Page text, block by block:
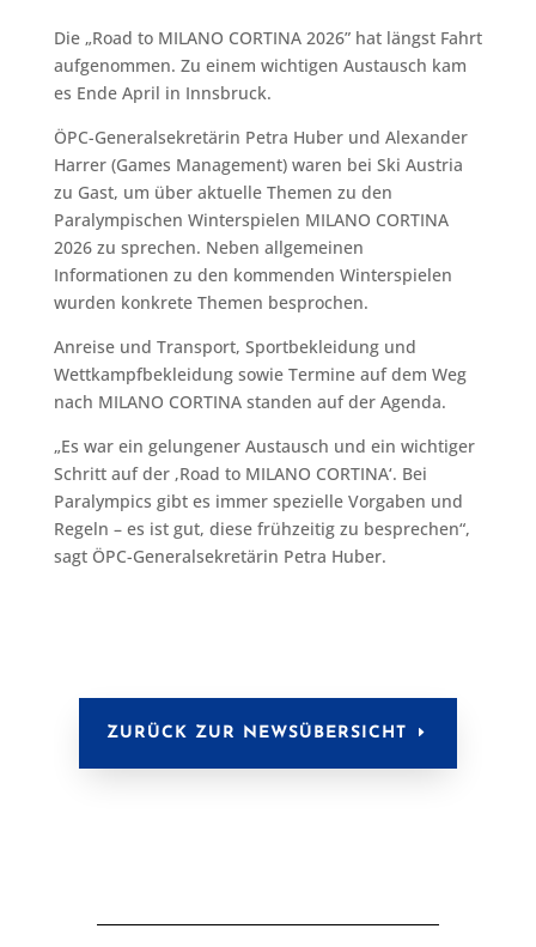
Die „Road to MILANO CORTINA 2026” hat längst Fahrt
aufgenommen. Zu einem wichtigen Austausch kam
es Ende April in Innsbruck.
ÖPC-Generalsekretärin Petra Huber und Alexander
Harrer (Games Management) waren bei Ski Austria
zu Gast, um über aktuelle Themen zu den
Paralympischen Winterspielen MILANO CORTINA
2026 zu sprechen. Neben allgemeinen
Informationen zu den kommenden Winterspielen
wurden konkrete Themen besprochen.
Anreise und Transport, Sportbekleidung und
Wettkampfbekleidung sowie Termine auf dem Weg
nach MILANO CORTINA standen auf der Agenda.
„Es war ein gelungener Austausch und ein wichtiger
Schritt auf der ‚Road to MILANO CORTINA‘. Bei
Paralympics gibt es immer spezielle Vorgaben und
Regeln – es ist gut, diese frühzeitig zu besprechen“,
sagt ÖPC-Generalsekretärin Petra Huber.
ZURÜCK ZUR NEWSÜBERSICHT